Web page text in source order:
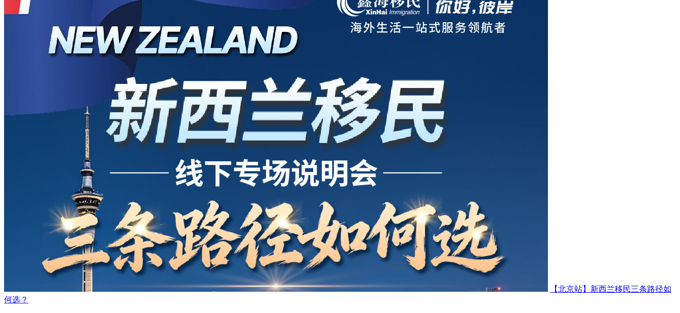
美国
澳洲
加拿大
亚洲
海房
开户
安家
案例
鑫海
【北京站】新西兰移民三条路径如
何选？